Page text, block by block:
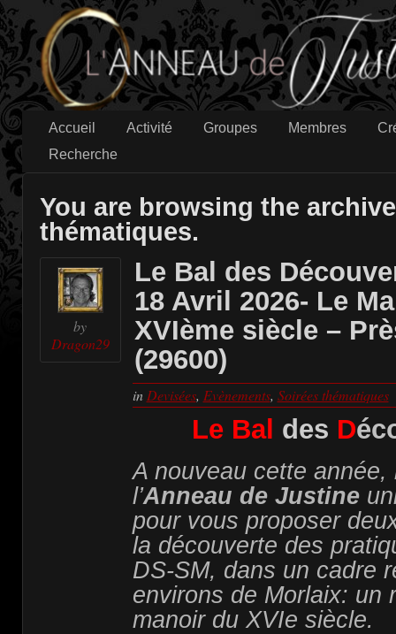
Accueil Activité Groupes Membres
Recherche
You are browsing the
thématiques.
by
Dragon29
Le Bal des
18 Avril 2026- Le
XVIème siècle –
(29600)
in Devisées, Evènements, Soirées thématiques
Le Bal des D
A nouveau cette
l’Anneau de Justine
pour vous proposer
la découverte des
DS-SM, dans un cadre
environs de Morlaix: un
manoir du XVIe siècle.